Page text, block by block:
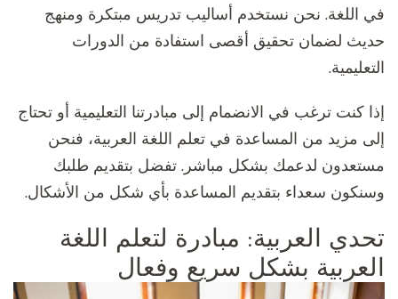
في اللغة. نحن نستخدم أساليب تدريس مبتكرة ومنهج
حديث لضمان تحقيق أقصى استفادة من الدورات
التعليمية.
إذا كنت ترغب في الانضمام إلى مبادرتنا التعليمية أو تحتاج
إلى مزيد من المساعدة في تعلم اللغة العربية، فنحن
مستعدون لدعمك بشكل مباشر. تفضل بتقديم طلبك
وسنكون سعداء بتقديم المساعدة بأي شكل من الأشكال.
تحدي العربية: مبادرة لتعلم اللغة
العربية بشكل سريع وفعال